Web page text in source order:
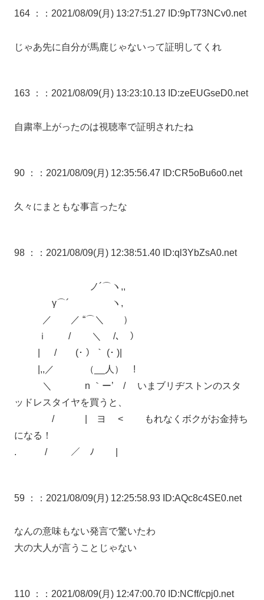
164 ： ：2021/08/09(月) 13:27:51.27 ID:9pT73NCv0.net
じゃあ先に自分が馬鹿じゃないって証明してくれ
163 ： ：2021/08/09(月) 13:23:10.13 ID:zeEUGseD0.net
自粛率上がったのは視聴率で証明されたね
90 ： ：2021/08/09(月) 12:35:56.47 ID:CR5oBu6o0.net
久々にまともな事言ったな
98 ： ：2021/08/09(月) 12:38:51.40 ID:ql3YbZsA0.net
ノ´⌒ヽ,,
γ⌒´ ヽ,
／ ／ “⌒＼ ）
ｉ / ＼ /､ ）
| / (･ ）｀ (･ )|
|,,／ （__人） !
＼ n ｀ー’ / いまブリヂストンのスタ
ッドレスタイヤを買うと、
/ | ヨ < もれなくボクがお金持ち
になる！
. / ／ ﾉ |
59 ： ：2021/08/09(月) 12:25:58.93 ID:AQc8c4SE0.net
なんの意味もない発言で驚いたわ
大の大人が言うことじゃない
110 ： ：2021/08/09(月) 12:47:00.70 ID:NCff/cpj0.net